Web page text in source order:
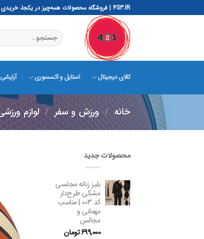
4S3.IR | فروشگاه محصولات همه‌چیز در یکجا، خریدی مطمئن با 4S3 – ساده، هوشمند، سریع و ایمن
جستجو
برای:
کالای دیجیتال استایل و اکسسوری
خانه / ورزش و سفر / لوازم
محصولات جدید
بلیز زنانه مجلسی
مشکی طرح‌دار
کد 003 | مناسب
مهمانی و
مجالس
699,000تومان